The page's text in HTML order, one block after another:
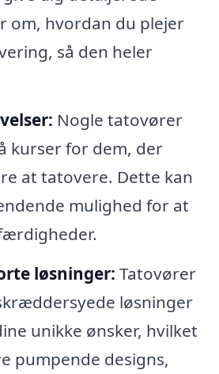
om, hvordan du plejer
så den heler
Nogle tatovører
kurser for dem, der
at tatovere. Dette kan
mulighed for at
løsninger: Tatovører
løsninger
unikke ønsker, hvilket
pumpende designs,